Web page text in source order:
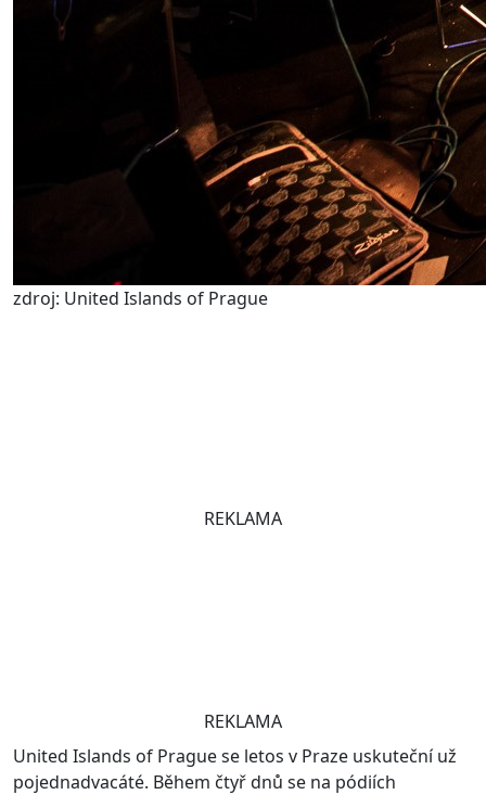
zdroj: United Islands of Prague
REKLAMA
REKLAMA
United Islands of Prague se letos v Praze uskuteční už
pojednadvacáté. Během čtyř dnů se na pódiích